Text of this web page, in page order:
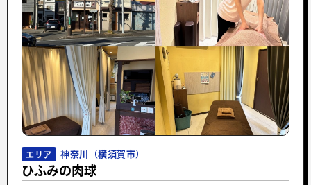
エリア 神奈川（横須賀市）
ひふみの肉球